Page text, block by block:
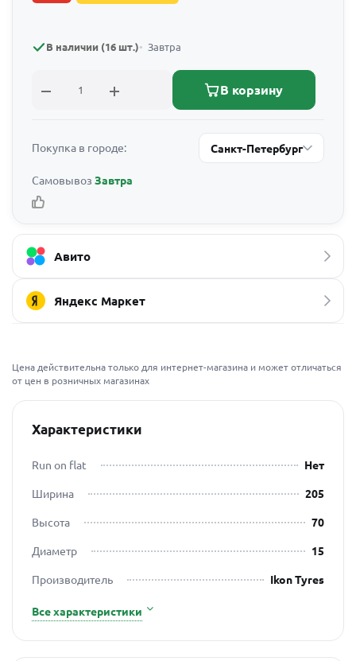
В наличии (16 шт.) Завтра
В корзину
Покупка в городе: Санкт-Петербург
Самовывоз Завтра
Авито
Яндекс Маркет
Цена действительна только для интернет-магазина и может отличаться
от цен в розничных магазинах
Характеристики
Run on flat
Нет
Ширина
205
Высота
70
Диаметр
15
Производитель
Ikon Tyres
Все характеристики